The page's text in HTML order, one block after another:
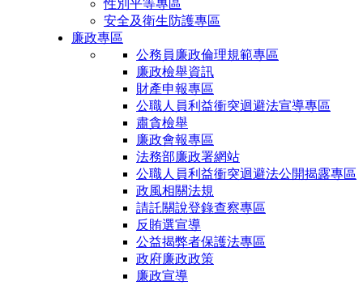
性別平等專區
安全及衛生防護專區
廉政專區
公務員廉政倫理規範專區
廉政檢舉資訊
財產申報專區
公職人員利益衝突迴避法宣導專區
肅貪檢舉
廉政會報專區
法務部廉政署網站
公職人員利益衝突迴避法公開揭露專區
政風相關法規
請託關說登錄查察專區
反賄選宣導
公益揭弊者保護法專區
政府廉政政策
廉政宣導